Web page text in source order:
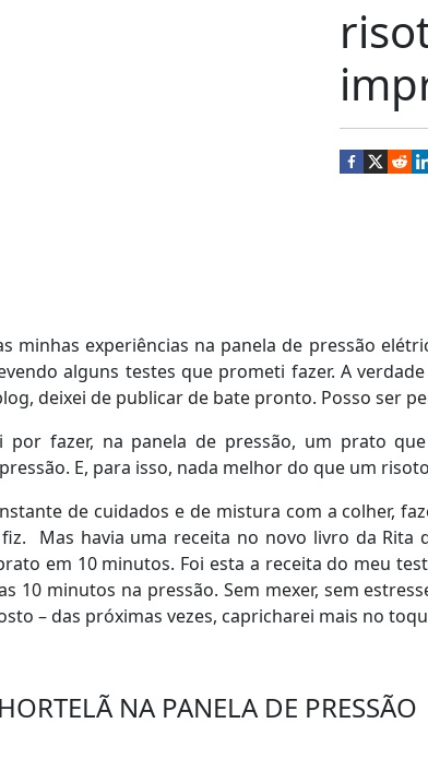
minhas experiências na panela de pressão
alguns testes que prometi fazer. A
deixei de publicar de bate pronto. Posso ser
por fazer, na panela de pressão, um prato
E, para isso, nada melhor do que um
de cuidados e de mistura com a colher,
Mas havia uma receita no novo livro da Rita
em 10 minutos. Foi esta a receita do meu
10 minutos na pressão. Sem mexer, sem
– das próximas vezes, capricharei mais no
NA PANELA DE PRESSÃO